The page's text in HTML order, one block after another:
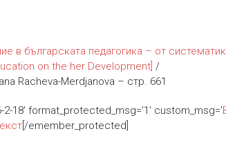
в българската педагогика – от
on the her Development] /
Racheva-Merdjanova – стр. 661
18' format_protected_msg='1' custom_msg='
[/emember_protected]